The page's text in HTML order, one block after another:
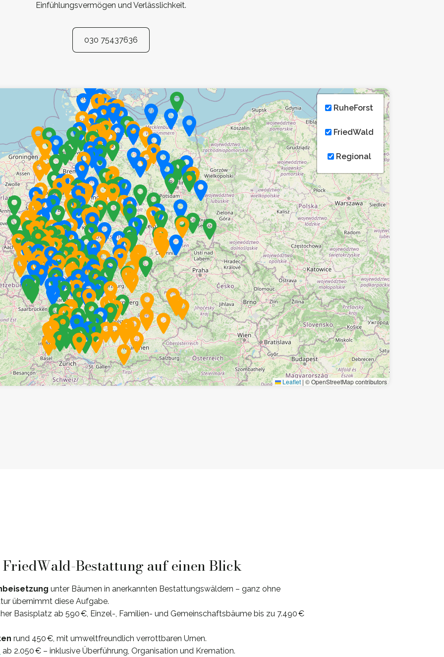
Einfühlungsvermögen und Verlässlichkeit.
030 75437636
RuheForst
FriedWald
Regional
Leaflet | © OpenStreetMap contributors
Bestattung auf einen Blick
unter Bäumen in anerkannten Bestattungswäldern – ganz ohne
übernimmt diese Aufgabe.
Basisplatz ab 590 €, Einzel-, Familien- und Gemeinschaftsbäume bis zu 7.490 €
rund 450 €, mit umweltfreundlich verrottbaren Urnen.
ab 2.050 € – inklusive Überführung, Organisation und Kremation.